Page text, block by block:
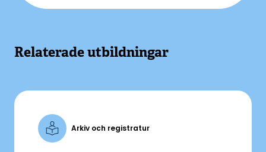
Relaterade utbildningar
Arkiv och registratur